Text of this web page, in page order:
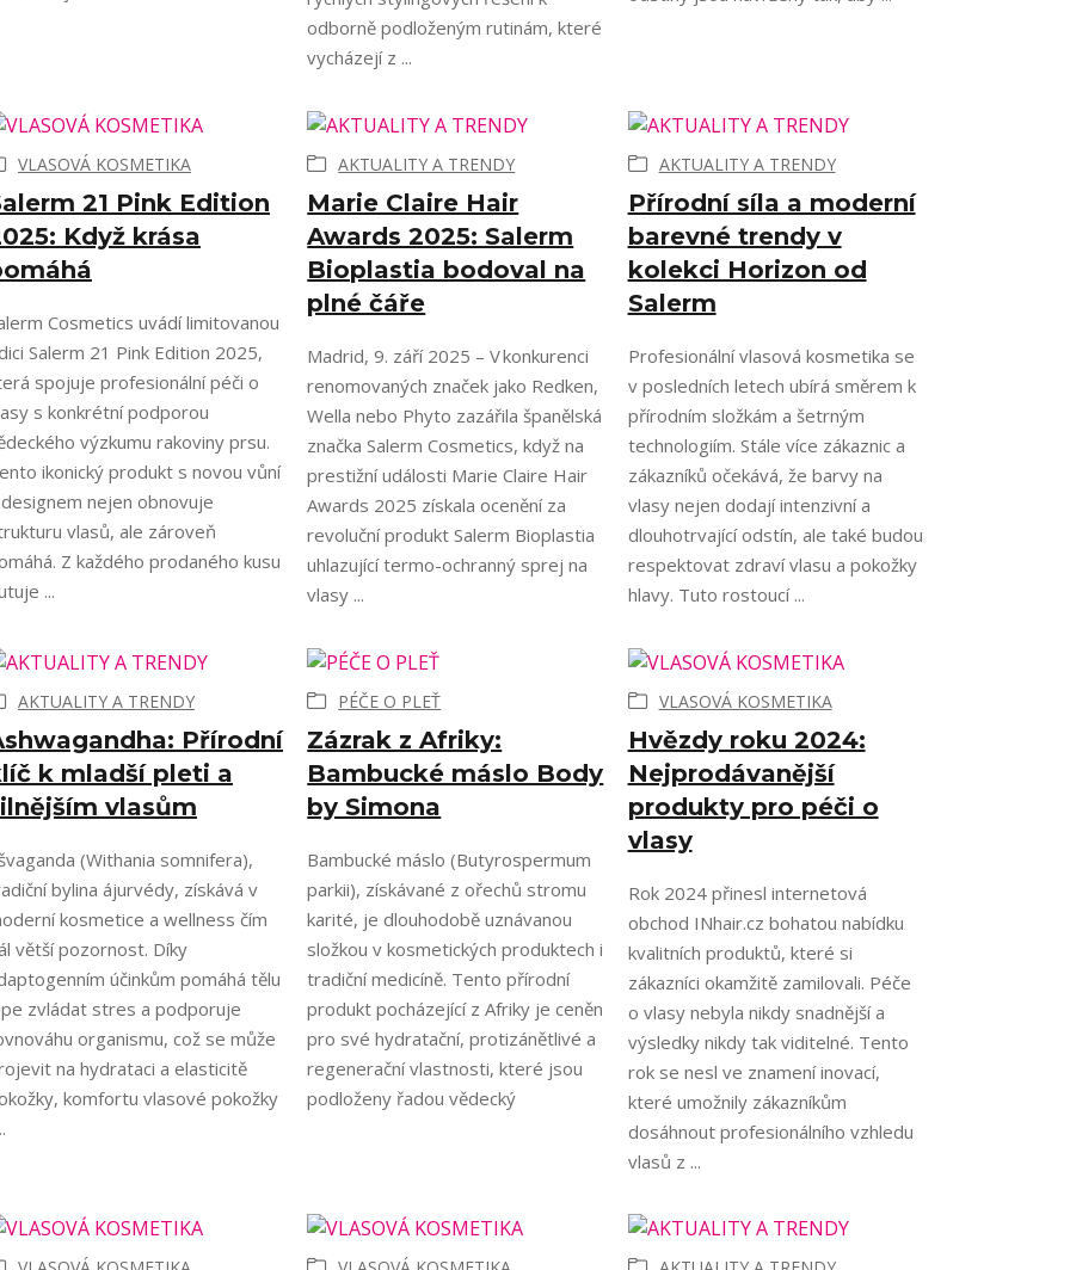
odborně podloženým rutinám, které
vycházejí z ...
21 Pink Edition
Když krása
VLASOVÁ KOSMETIKA
Cosmetics uvádí limitovanou
Salerm 21 Pink Edition 2025,
spojuje profesionální péči o
s konkrétní podporou
výzkumu rakoviny prsu.
ikonický produkt s novou vůní
nejen obnovuje
vlasů, ale zároveň
Z každého prodaného kusu
...
Marie Claire Hair
Awards 2025: Salerm
Bioplastia bodoval na
plné čáře
AKTUALITY A TRENDY
Madrid, 9. září 2025 – V konkurenci
renomovaných značek jako Redken,
Wella nebo Phyto zazářila španělská
značka Salerm Cosmetics, když na
prestižní události Marie Claire Hair
Awards 2025 získala ocenění za
revoluční produkt Salerm Bioplastia
uhlazující termo-ochranný sprej na
vlasy ...
Přírodní síla a moderní
barevné trendy v
kolekci Horizon od
Salerm
AKTUALITY A TRENDY
Profesionální vlasová kosmetika se
v posledních letech ubírá směrem k
přírodním složkám a šetrným
technologiím. Stále více zákaznic a
zákazníků očekává, že barvy na
vlasy nejen dodají intenzivní a
dlouhotrvající odstín, ale také budou
respektovat zdraví vlasu a pokožky
hlavy. Tuto rostoucí ...
Přírodní
k mladší pleti a
vlasům
AKTUALITY A TRENDY
(Withania somnifera),
bylina ájurvédy, získává v
kosmetice a wellness čím
větší pozornost. Díky
účinkům pomáhá tělu
zvládat stres a podporuje
organismu, což se může
na hydrataci a elasticitě
komfortu vlasové pokožky
Zázrak z Afriky:
Bambucké máslo Body
by Simona
PÉČE O PLEŤ
Bambucké máslo (Butyrospermum
parkii), získávané z ořechů stromu
karité, je dlouhodobě uznávanou
složkou v kosmetických produktech i
tradiční medicíně. Tento přírodní
produkt pocházející z Afriky je ceněn
pro své hydratační, protizánětlivé a
regenerační vlastnosti, které jsou
podloženy řadou vědecký
Hvězdy roku 2024:
Nejprodávanější
produkty pro péči o
vlasy
VLASOVÁ KOSMETIKA
Rok 2024 přinesl internetová
obchod INhair.cz bohatou nabídku
kvalitních produktů, které si
zákazníci okamžitě zamilovali. Péče
o vlasy nebyla nikdy snadnější a
výsledky nikdy tak viditelné. Tento
rok se nesl ve znamení inovací,
které umožnily zákazníkům
dosáhnout profesionálního vzhledu
vlasů z ...